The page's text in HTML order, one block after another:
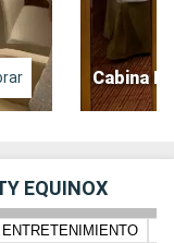
Cabina
EQUINOX
ENTRETENIMIENTO